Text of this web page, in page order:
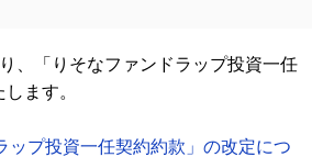
、「りそなファンドラップ投資一任
ます。
ップ投資一任契約約款」の改定につ